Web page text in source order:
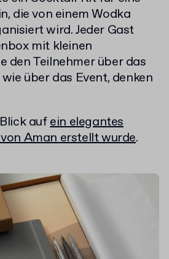
die von einem Wodka
wird. Jeder Gast
mit kleinen
den Teilnehmer über das
über das Event, denken
aufein elegantes
Aman erstellt wurde.